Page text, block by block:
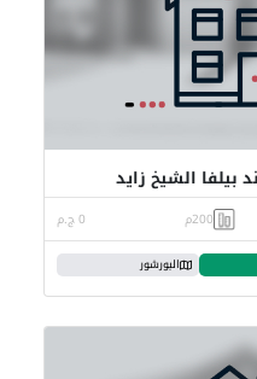
200م 0 ج.م
البورشور